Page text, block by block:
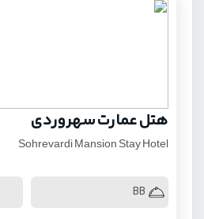
هتل عمارت سهروردی
Sohrevardi Mansion Stay Hotel
BB